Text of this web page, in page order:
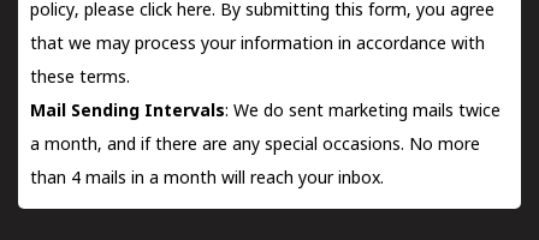
policy, please click here. By submitting this form, you agree
that we may process your information in accordance with
these terms.
Mail Sending Intervals: We do sent marketing mails twice
a month, and if there are any special occasions. No more
than 4 mails in a month will reach your inbox.